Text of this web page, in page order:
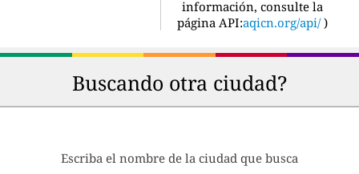
información, consulte la
página API:aqicn.org/api/ )
Buscando otra ciudad?
Escriba el nombre de la ciudad que busca